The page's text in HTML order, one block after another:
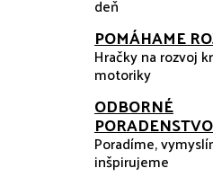
deň
POMÁHAME
Hračky na rozvoj
motoriky
ODBORNÉ
PORADENSTVO
Poradíme,
inšpirujeme